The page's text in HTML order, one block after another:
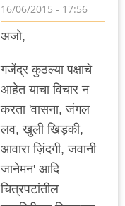
16/06/2015 - 17:56
In
reply
to
http://
by
अजो१२३
अजो,
गजेंद्र कुठल्या पक्षाचे
आहेत याचा विचार न
करता 'वासना, जंगल
लव, खुली खिड़की,
आवारा ज़िंदगी, जवानी
जानेमन' आदि
चित्रपटांतील